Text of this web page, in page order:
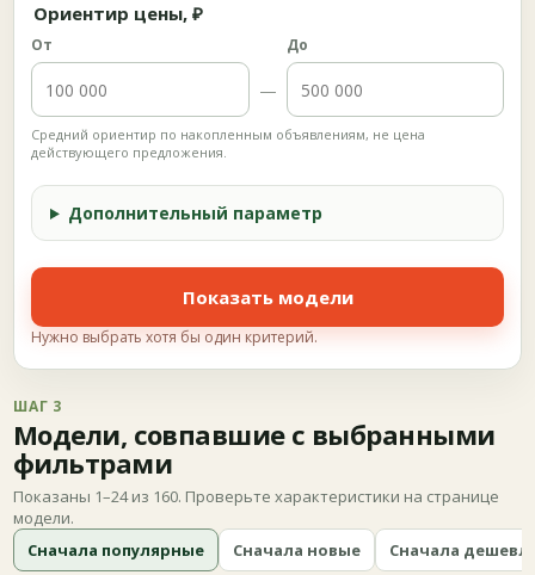
Ориентир цены, ₽
От
—
До
Средний ориентир по накопленным объявлениям, не цена
действующего предложения.
Дополнительный параметр
Показать модели
Нужно выбрать хотя бы один критерий.
ШАГ 3
Модели, совпавшие с выбранными
фильтрами
Показаны 1–24 из 160. Проверьте характеристики на странице
модели.
Сначала популярные
Сначала новые Сначала